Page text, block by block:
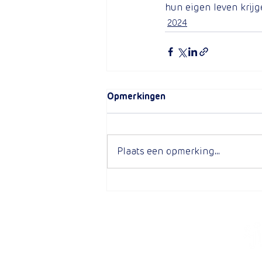
hun eigen leven
2024
Opmerkingen
Plaats een opmerking...